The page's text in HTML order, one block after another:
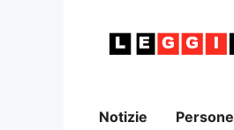
Notizie Persone